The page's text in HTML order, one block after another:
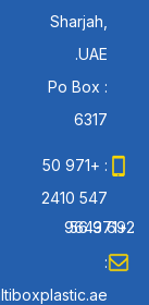
Sharjah,
UAE.
Po Box :
6317
: +971 50
547 2410
: +971 56 692 9643
: